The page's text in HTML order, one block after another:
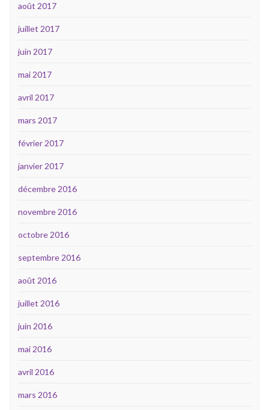
août 2017
juillet 2017
juin 2017
mai 2017
avril 2017
mars 2017
février 2017
janvier 2017
décembre 2016
novembre 2016
octobre 2016
septembre 2016
août 2016
juillet 2016
juin 2016
mai 2016
avril 2016
mars 2016